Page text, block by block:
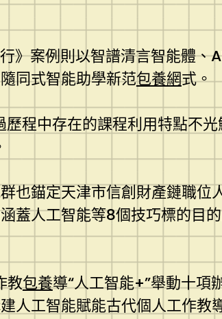
》案例則以智譜清言智能體
同式智能助學新范包養網式。
程中存在的課程利用特點不
也錨定天津市信創財產鏈職位
蓋人工智能等8個技巧標的目
教包養導“人工智能+”舉動十項
人工智能賦能古代個人工作教